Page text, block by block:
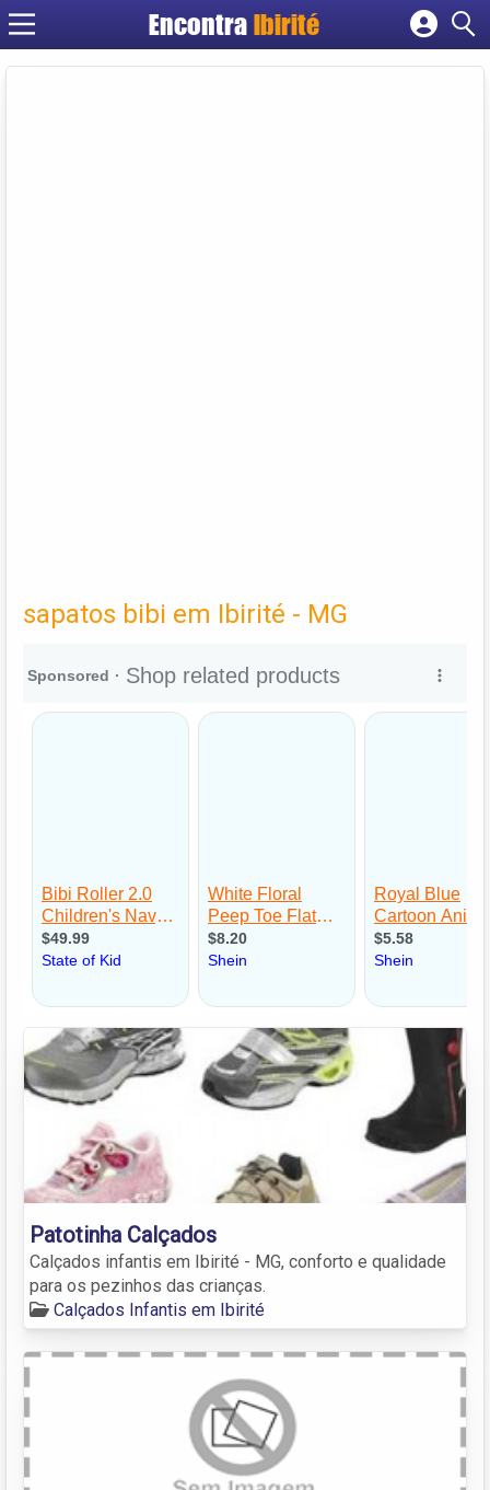
EncontraIbirité
Cadastrar empresa
sapatos bibi em Ibirité - MG
Patotinha Calçados
Calçados infantis em Ibirité - MG, conforto e qualidade
para os pezinhos das crianças.
Calçados Infantis em Ibirité